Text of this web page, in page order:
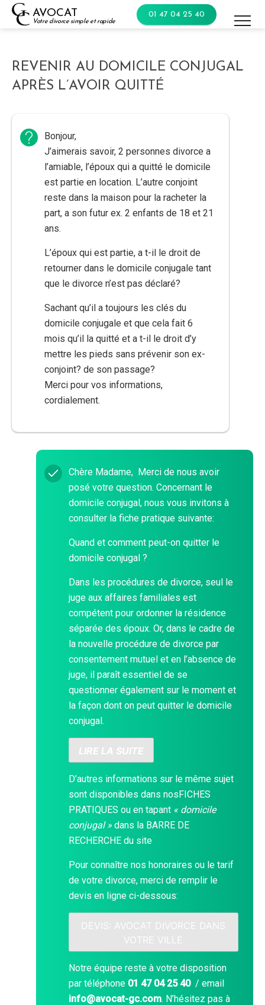
Skip
AVOCAT
Votre divorce simple et rapide
01 47 04 25 40
REVENIR AU DOMICILE CONJUGAL
APRÈS L’AVOIR QUITTÉ
Bonjour,
J’aimerais savoir, 2 personnes divorce a
l’amiable, l’époux qui a quitté le domicile
est partie en location. L’autre conjoint
reste dans la maison pour la racheter la
part, a son futur ex. 2 enfants de 18 et 21
ans.
L’époux qui est partie, a t-il le droit de
retourner dans le domicile conjugale tant
que le divorce n’est pas déclaré?
Sachant qu’il a toujours les clés du
domicile conjugale et que cela fait 6
mois qu’il la quitté et a t-il le droit d’y
mettre les pieds sans prévenir son ex-
conjoint? de son passage?
Merci pour vos informations,
cordialement.
Chère Madame, Merci de nous avoir
posé votre question. Concernant le
domicile conjugal, nous vous invitons à
consulter la fiche pratique suivante:
Quand et comment peut-on quitter le
domicile conjugal ?
Dans les procédures de divorce, seul le
juge aux affaires familiales est
compétent pour ordonner la résidence
séparée des époux. Or, dans le cadre de
la nouvelle procédure de divorce par
consentement mutuel et en l’absence de
juge, il paraît essentiel de se
questionner également sur le moment et
la façon dont on peut quitter le domicile
conjugal.
LIRE LA SUITE
D’autres informations sur le même sujet
sont disponibles dans nosFICHES
PRATIQUES ou en tapant « domicile
conjugal »dans la BARRE DE
RECHERCHEdu site
Pour connaître nos honoraires ou le tarif
de votre divorce, merci de remplir le
devis en ligne ci-dessous:
DEVIS: AVOCAT DIVORCE DANS
VOTRE VILLE
Notre équipe reste à votre disposition
par téléphone 01 47 04 25 40 / email
info@avocat-gc.com. N’hésitez pas à